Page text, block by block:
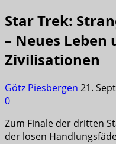
Star Trek:
– Neues Leben
Zivilisationen
Götz Piesbergen 21.
0
Zum Finale der dritten
der losen